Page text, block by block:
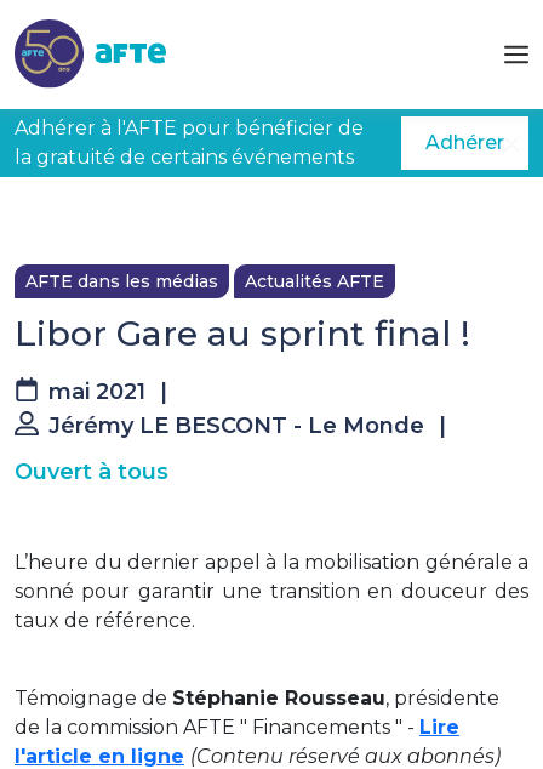
Adhérer à l'AFTE pour bénéficier de
la gratuité de certains événements
Adhérer
AFTE dans les médias Actualités AFTE
Libor Gare au sprint final !
mai 2021
Jérémy LE BESCONT - Le Monde
Ouvert à tous
L’heure du dernier appel à la mobilisation générale a
sonné pour garantir une transition en douceur des
taux de référence.
Témoignage de Stéphanie Rousseau, présidente
de la commission AFTE " Financements " - Lire
l'article en ligne (Contenu réservé aux abonnés)